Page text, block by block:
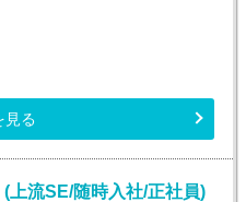
見る
上流SE/随時入社/正社員)